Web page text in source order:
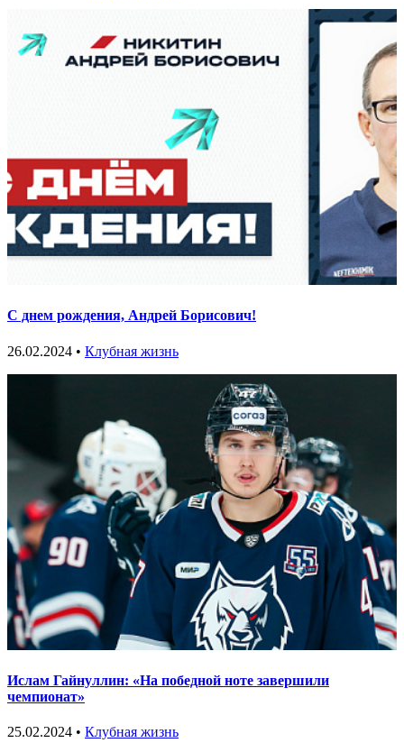
С днем рождения, Андрей Борисович!
26.02.2024 • Клубная жизнь
Ислам Гайнуллин: «На победной ноте завершили
чемпионат»
25.02.2024 • Клубная жизнь